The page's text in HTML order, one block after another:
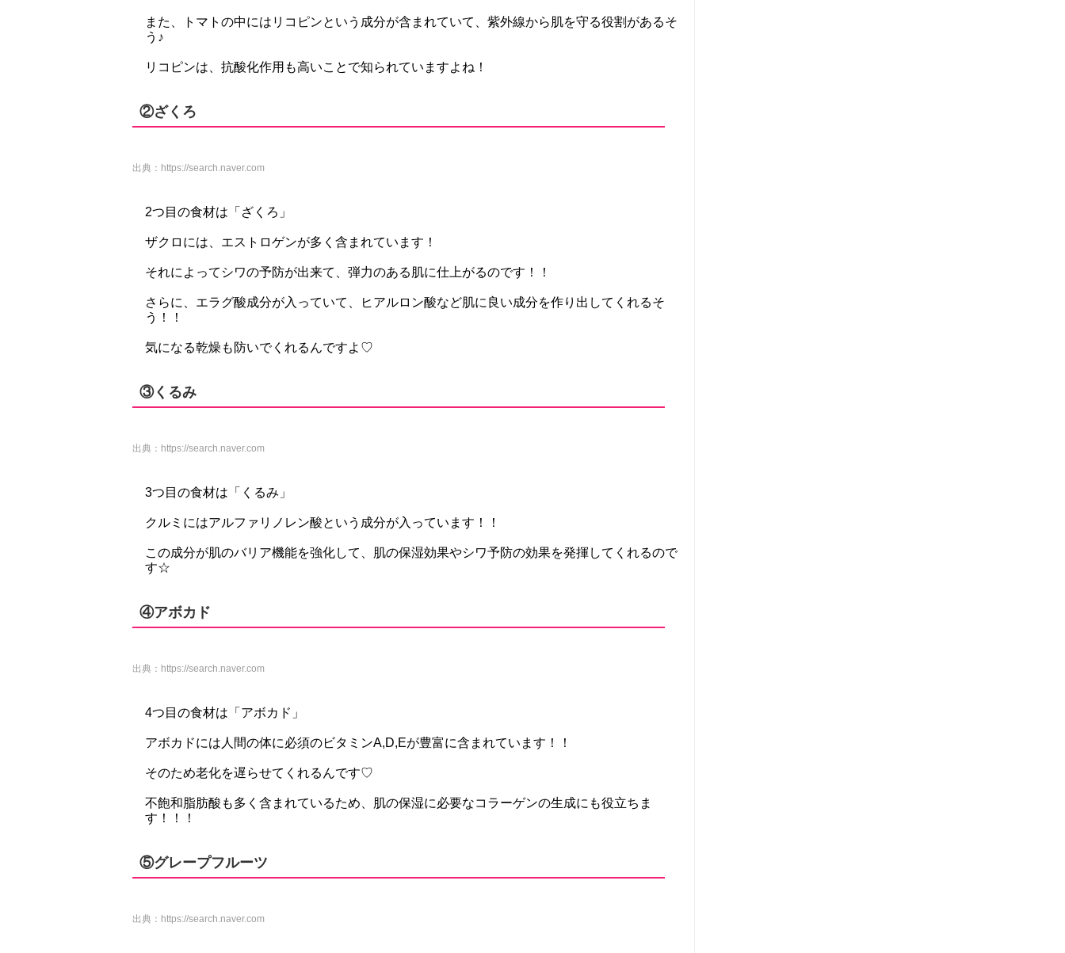
また、トマトの中にはリコピンという成分が含まれていて、紫外線から肌を守る役割があるそ
う♪
リコピンは、抗酸化作用も高いことで知られていますよね！
②ざくろ
出典： https://search.naver.com
2つ目の食材は「ざくろ」
ザクロには、エストロゲンが多く含まれています！
それによってシワの予防が出来て、弾力のある肌に仕上がるのです！！
さらに、エラグ酸成分が入っていて、ヒアルロン酸など肌に良い成分を作り出してくれるそ
う！！
気になる乾燥も防いでくれるんですよ♡
③くるみ
出典： https://search.naver.com
3つ目の食材は「くるみ」
クルミにはアルファリノレン酸という成分が入っています！！
この成分が肌のバリア機能を強化して、肌の保湿効果やシワ予防の効果を発揮してくれるので
す☆
④アボカド
出典： https://search.naver.com
4つ目の食材は「アボカド」
アボカドには人間の体に必須のビタミンA,D,Eが豊富に含まれています！！
そのため老化を遅らせてくれるんです♡
不飽和脂肪酸も多く含まれているため、肌の保湿に必要なコラーゲンの生成にも役立ちま
す！！！
⑤グレープフルーツ
出典： https://search.naver.com